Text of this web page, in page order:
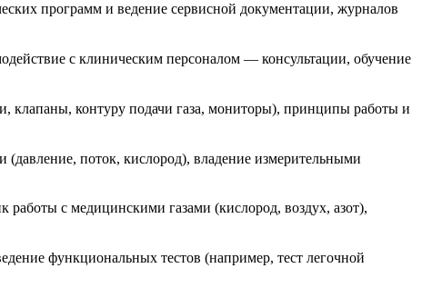
программ и ведение сервисной документации, журналов
с клиническим персоналом — консультации, обучение
клапаны, контуру подачи газа, мониторы), принципы работы и
(давление, поток, кислород), владение измерительными
работы с медицинскими газами (кислород, воздух, азот),
функциональных тестов (например, тест легочной